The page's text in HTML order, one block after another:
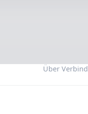
Über Verbind